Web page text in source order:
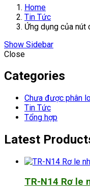
Home
Tin Tức
Ứng dụng của nút
Show Sidebar
Close
Categories
Chưa được phân
Tin Tức
Tổng hợp
Latest
TR-N14 Rơ le